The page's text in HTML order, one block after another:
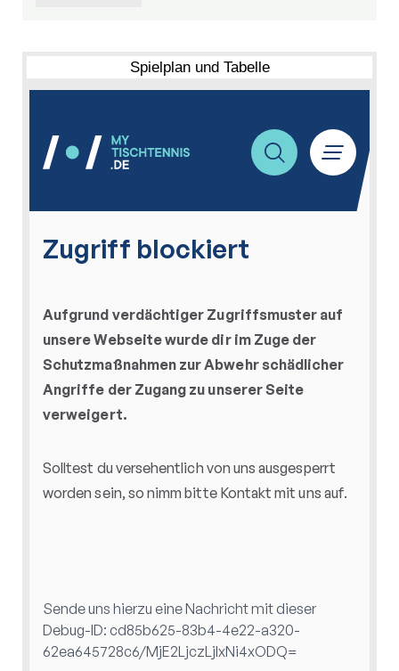
Spielplan und Tabelle